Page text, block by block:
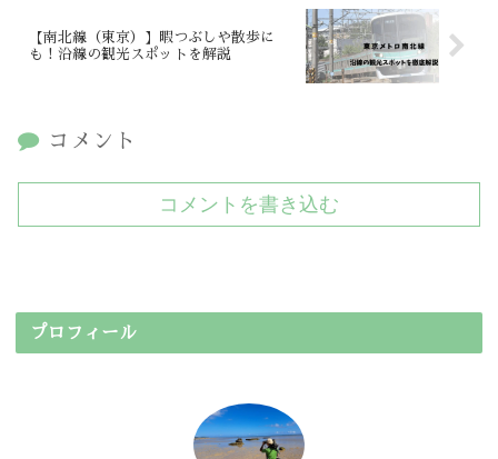
【南北線（東京）】暇つぶしや散歩に
も！沿線の観光スポットを解説
コメント
コメントを書き込む
プロフィール